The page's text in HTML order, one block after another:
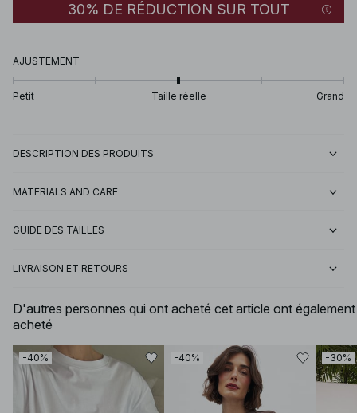
30% DE RÉDUCTION SUR TOUT
AJUSTEMENT
Petit Taille réelle Grand
DESCRIPTION DES PRODUITS
MATERIALS AND CARE
GUIDE DES TAILLES
LIVRAISON ET RETOURS
D'autres personnes qui ont acheté cet article ont également
acheté
-40% -40% -30%